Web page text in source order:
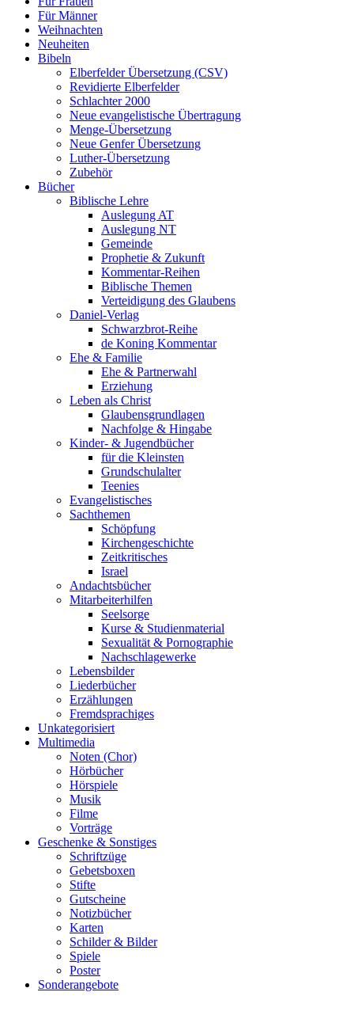
Für Männer
Weihnachten
Neuheiten
Bibeln
Elberfelder Übersetzung (CSV)
Revidierte Elberfelder
Schlachter 2000
Neue evangelistische Übertragung
Menge-Übersetzung
Neue Genfer Übersetzung
Luther-Übersetzung
Zubehör
Bücher
Biblische Lehre
Auslegung AT
Auslegung NT
Gemeinde
Prophetie & Zukunft
Kommentar-Reihen
Biblische Themen
Verteidigung des Glaubens
Daniel-Verlag
Schwarzbrot-Reihe
de Koning Kommentar
Ehe & Familie
Ehe & Partnerwahl
Erziehung
Leben als Christ
Glaubensgrundlagen
Nachfolge & Hingabe
Kinder- & Jugendbücher
für die Kleinsten
Grundschulalter
Teenies
Evangelistisches
Sachthemen
Schöpfung
Kirchengeschichte
Zeitkritisches
Israel
Andachtsbücher
Mitarbeiterhilfen
Seelsorge
Kurse & Studienmaterial
Sexualität & Pornographie
Nachschlagewerke
Lebensbilder
Liederbücher
Erzählungen
Fremdsprachiges
Unkategorisiert
Multimedia
Noten (Chor)
Hörbücher
Hörspiele
Musik
Filme
Vorträge
Geschenke & Sonstiges
Schriftzüge
Gebetsboxen
Stifte
Gutscheine
Notizbücher
Karten
Schilder & Bilder
Spiele
Poster
Sonderangebote